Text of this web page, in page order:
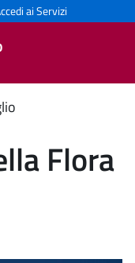
ai Servizi
Flora